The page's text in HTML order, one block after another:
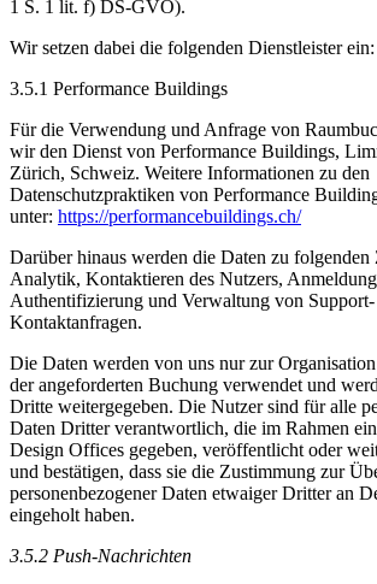
1 S. 1 lit. f) DS-GVO).
Wir setzen dabei die folgenden Dienstleister ein:
3.5.1 Performance Buildings
Für die Verwendung und Anfrage von
wir den Dienst von Performance Buildings,
Zürich, Schweiz. Weitere Informationen zu den
Datenschutzpraktiken von Performance
unter: https://performancebuildings.ch/
Darüber hinaus werden die Daten zu folgenden
Analytik, Kontaktieren des Nutzers,
Authentifizierung und Verwaltung von Support-
Kontaktanfragen.
Die Daten werden von uns nur zur
der angeforderten Buchung verwendet und
Dritte weitergegeben. Die Nutzer sind für alle
Daten Dritter verantwortlich, die im Rahmen
Design Offices gegeben, veröffentlicht oder
und bestätigen, dass sie die Zustimmung zur
personenbezogener Daten etwaiger Dritter an
eingeholt haben.
3.5.2 Push-Nachrichten